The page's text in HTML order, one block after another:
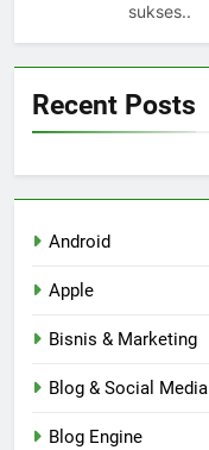
sukses..
Recent Posts
Android
Apple
Bisnis & Marketing
Blog & Social Media
Blog Engine